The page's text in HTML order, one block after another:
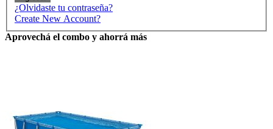
¿Olvidaste tu contraseña?
Create New Account?
Aprovechá el combo y ahorrá más